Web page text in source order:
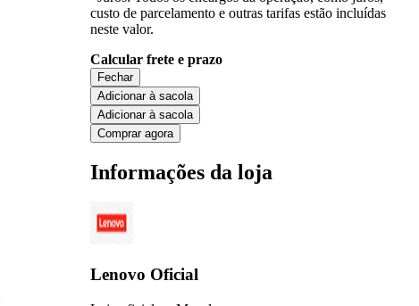
custo de parcelamento e outras tarifas estão incluídas
neste valor.
Calcular frete e prazo
Fechar
Adicionar à sacola
Adicionar à sacola
Comprar agora
Informações da loja
Lenovo Oficial